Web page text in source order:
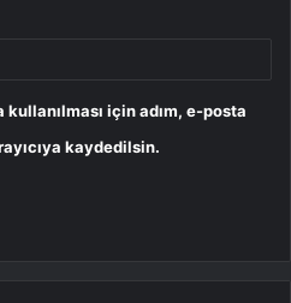
için adım, e-posta
kaydedilsin.